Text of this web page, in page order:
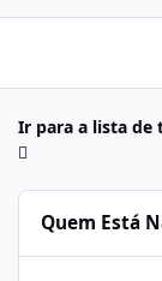
Ir para a lista de
Quem Está